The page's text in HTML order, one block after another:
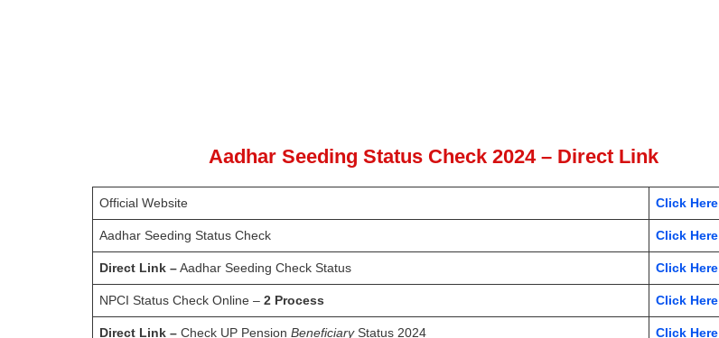
Aadhar Seeding Status Check 2024 – Direct Link
Official Website Click Here
Aadhar Seeding Status Check Click Here
Direct Link –Aadhar Seeding Check Status Click Here
NPCI Status Check Online – 2 Process Click Here
Direct Link – Check UP Pension Beneficiary Status 2024 Click Here